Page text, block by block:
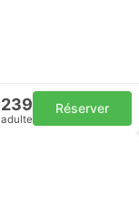
239 Réserver